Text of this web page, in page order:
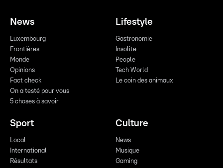
News
Luxembourg
Frontières
Monde
Opinions
Fact check
On a testé pour vous
5 choses à savoir
Lifestyle
Gastronomie
Insolite
People
Tech World
Le coin des animaux
Sport
Local
International
Résultats
Culture
News
Musique
Gaming